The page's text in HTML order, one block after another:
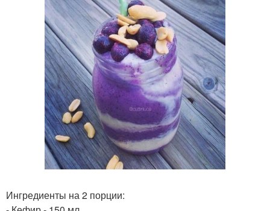
Ингредиенты на 2 порции: